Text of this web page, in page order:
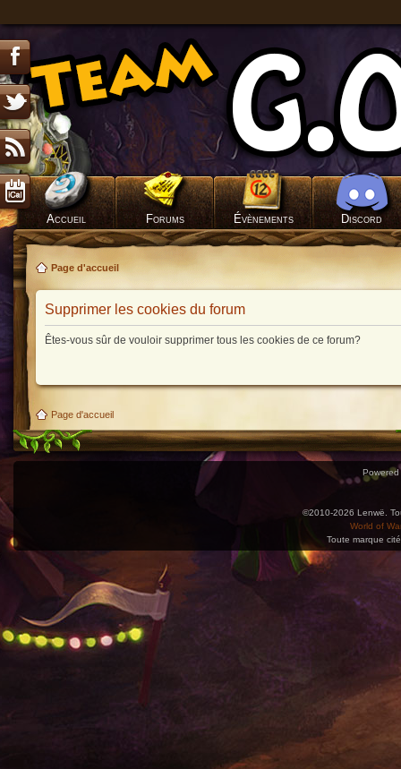
Accueil Forums Évènements Discord
Page d'accueil
Supprimer les cookies du forum
Êtes-vous sûr de vouloir supprimer tous les cookies de ce forum?
Page d'accueil
©2010-2026 Lenwë.
World of
Toute marque
Utilisez l'adresse suivante pour accéder au calendrier des évènements depuis d'autres
charge le format iCal.